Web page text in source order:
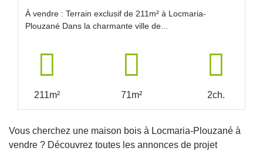
À vendre : Terrain exclusif de 211m² à Locmaria-
Plouzané Dans la charmante ville de...
211m² 71m² 2ch.
Vous cherchez une maison bois à Locmaria-Plouzané à
vendre ? Découvrez toutes les annonces de projet